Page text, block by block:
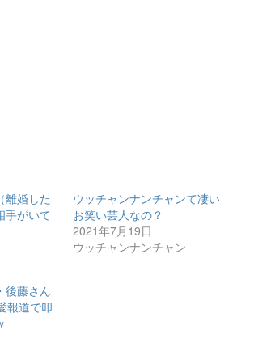
離婚した
手がいて
ウッチャンナンチャンて凄い
お笑い芸人なの？
2021年7月19日
ウッチャンナンチャン
後藤さん
報道で叩